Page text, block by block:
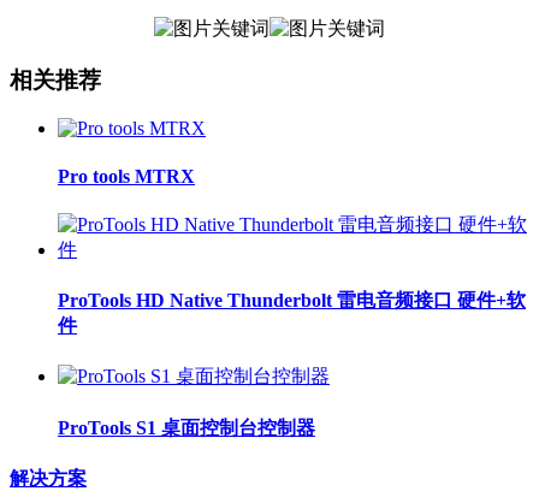
相关推荐
Pro tools MTRX
ProTools HD Native Thunderbolt 雷电音频接口 硬件+软
件
ProTools S1 桌面控制台控制器
解决方案